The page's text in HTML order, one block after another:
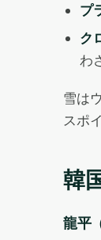
プ
ク
わ
雪は
スポ
韓
龍平